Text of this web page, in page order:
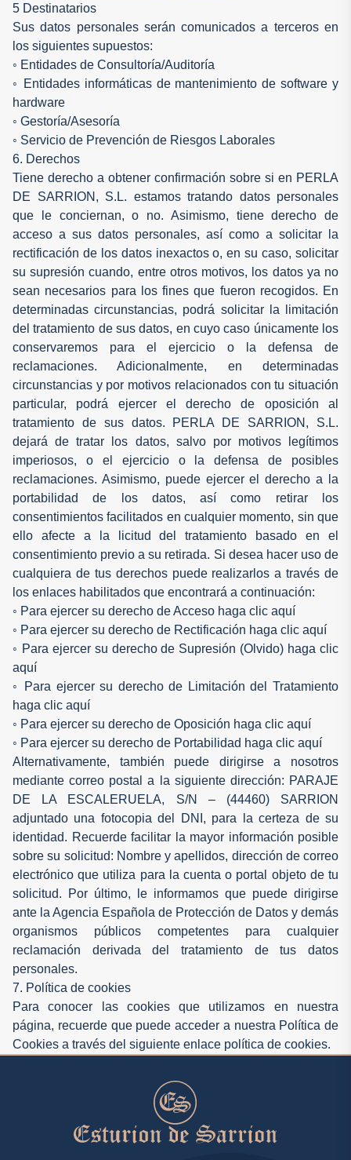
5 Destinatarios
Sus datos personales serán comunicados a terceros en
los siguientes supuestos:
◦ Entidades de Consultoría/Auditoría
◦ Entidades informáticas de mantenimiento de software y
hardware
◦ Gestoría/Asesoría
◦ Servicio de Prevención de Riesgos Laborales
6. Derechos
Tiene derecho a obtener confirmación sobre si en PERLA
DE SARRION, S.L. estamos tratando datos personales
que le conciernan, o no. Asimismo, tiene derecho de
acceso a sus datos personales, así como a solicitar la
rectificación de los datos inexactos o, en su caso, solicitar
su supresión cuando, entre otros motivos, los datos ya no
sean necesarios para los fines que fueron recogidos. En
determinadas circunstancias, podrá solicitar la limitación
del tratamiento de sus datos, en cuyo caso únicamente los
conservaremos para el ejercicio o la defensa de
reclamaciones. Adicionalmente, en determinadas
circunstancias y por motivos relacionados con tu situación
particular, podrá ejercer el derecho de oposición al
tratamiento de sus datos. PERLA DE SARRION, S.L.
dejará de tratar los datos, salvo por motivos legítimos
imperiosos, o el ejercicio o la defensa de posibles
reclamaciones. Asimismo, puede ejercer el derecho a la
portabilidad de los datos, así como retirar los
consentimientos facilitados en cualquier momento, sin que
ello afecte a la licitud del tratamiento basado en el
consentimiento previo a su retirada. Si desea hacer uso de
cualquiera de tus derechos puede realizarlos a través de
los enlaces habilitados que encontrará a continuación:
◦ Para ejercer su derecho de Acceso haga clic aquí
◦ Para ejercer su derecho de Rectificación haga clic aquí
◦ Para ejercer su derecho de Supresión (Olvido) haga clic
aquí
◦ Para ejercer su derecho de Limitación del Tratamiento
haga clic aquí
◦ Para ejercer su derecho de Oposición haga clic aquí
◦ Para ejercer su derecho de Portabilidad haga clic aquí
Alternativamente, también puede dirigirse a nosotros
mediante correo postal a la siguiente dirección: PARAJE
DE LA ESCALERUELA, S/N – (44460) SARRION
adjuntado una fotocopia del DNI, para la certeza de su
identidad. Recuerde facilitar la mayor información posible
sobre su solicitud: Nombre y apellidos, dirección de correo
electrónico que utiliza para la cuenta o portal objeto de tu
solicitud. Por último, le informamos que puede dirigirse
ante la Agencia Española de Protección de Datos y demás
organismos públicos competentes para cualquier
reclamación derivada del tratamiento de tus datos
personales.
7. Política de cookies
Para conocer las cookies que utilizamos en nuestra
página, recuerde que puede acceder a nuestra Política de
Cookies a través del siguiente enlace política de cookies.